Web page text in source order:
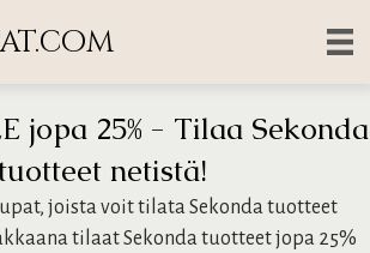
jopa 25% - Tilaa Sekonda
netistä!
joista voit tilata Sekonda tuotteet
tilaat Sekonda tuotteet jopa 25%